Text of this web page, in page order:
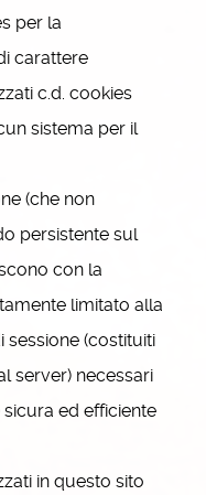
per la
carattere
c.d. cookies
sistema per il
(che non
persistente sul
con la
limitato alla
sessione (costituiti
server) necessari
ed efficiente
in questo sito